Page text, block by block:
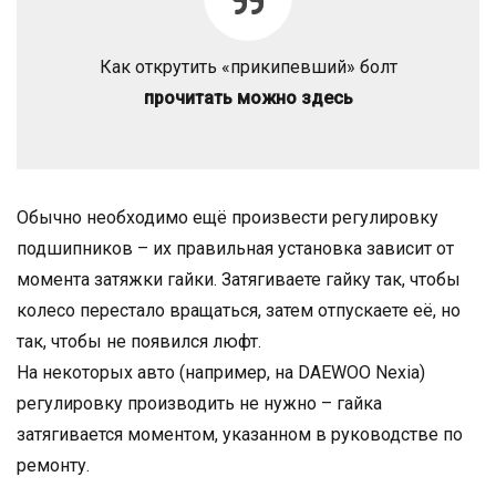
Как открутить «прикипевший» болт
прочитать можно здесь
Обычно необходимо ещё произвести регулировку
подшипников – их правильная установка зависит от
момента затяжки гайки. Затягиваете гайку так, чтобы
колесо перестало вращаться, затем отпускаете её, но
так, чтобы не появился люфт.
На некоторых авто (например, на DAEWOO Nexia)
регулировку производить не нужно – гайка
затягивается моментом, указанном в руководстве по
ремонту.